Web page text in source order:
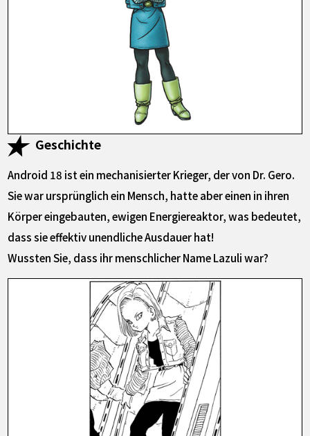
Geschichte
Android 18 ist ein mechanisierter Krieger, der von Dr. Gero.
Sie war ursprünglich ein Mensch, hatte aber einen in ihren
Körper eingebauten, ewigen Energiereaktor, was bedeutet,
dass sie effektiv unendliche Ausdauer hat!
Wussten Sie, dass ihr menschlicher Name Lazuli war?